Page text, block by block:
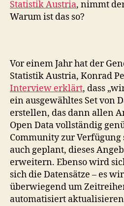
Statistik Austria, nimmt
Warum ist das so?
Vor einem Jahr hat der
Statistik Austria, Konrad
Interview erklärt, dass
ein ausgewähltes Set von
erstellen, das dann allen
Open Data vollständig
Community zur Verfügung
auch geplant, dieses
erweitern. Ebenso wird
sich die Datensätze – es
überwiegend um
automatisiert